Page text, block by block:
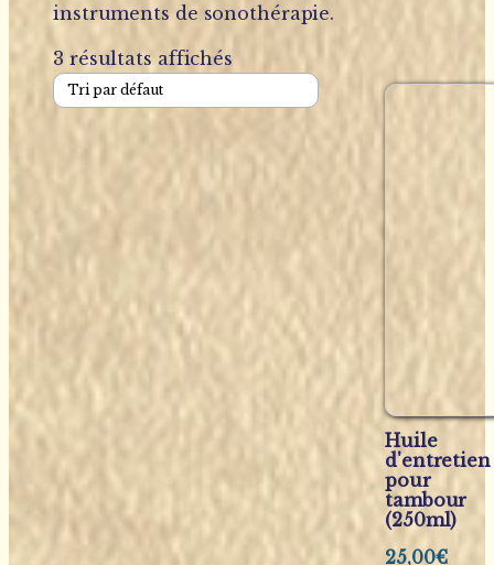
instruments de sonothérapie.
3 résultats affichés
Huile
d'entretien
pour
tambour
(250ml)
25,00€